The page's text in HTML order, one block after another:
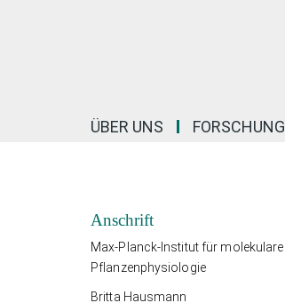
ÜBER UNS FORSCHUNG
Anschrift
Max-Planck-Institut für molekulare
Pflanzenphysiologie
Britta Hausmann